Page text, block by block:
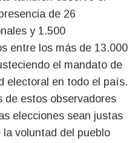
de 26
y 1.500
entre los más de 13.000
el mandato de
electoral en todo el país.
de estos observadores
elecciones sean justas
voluntad del pueblo